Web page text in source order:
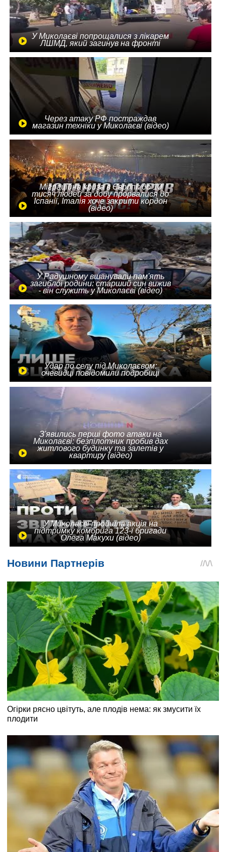
У Миколаєві попрощалися з лікарем
ЛШМД, який загинув на фронті
Через атаку РФ постраждав
магазин техніки у Миколаєві (відео)
Міграційна криза в Європі: до 10
тисяч людей за добу прорвалися до
Іспанії, Італія хоче закрити кордон
(відео)
У Радушному вшанували пам'ять
загиблої родини: старший син вижив
- він служить у Миколаєві (відео)
Удар по селу під Миколаєвом:
очевидці повідомили подробиці
З'явились перші фото атаки на
Миколаєві: безпілотник пробив дах
житлового будинку та залетів у
квартиру (відео)
У Миколаєві пройшла акція на
підтримку комбрига 123-ї бригади
Олега Макухи (відео)